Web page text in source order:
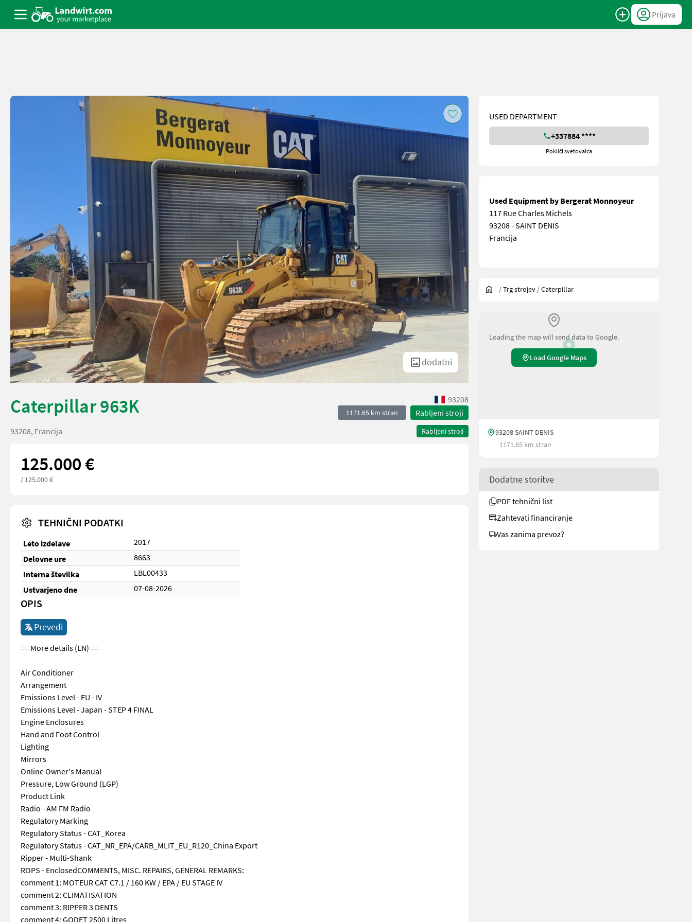
Prijava
dodatni
Caterpillar 963K 93208
1171.65 km stran Rabljeni stroji
Rabljeni stroji
93208, Francija
125.000 €
/ 125.000 €
TEHNIČNI PODATKI
Leto izdelave
2017
Delovne ure
8663
Interna številka
LBL00433
Ustvarjeno dne
07-08-2026
OPIS
Prevedi
== More details (EN) ==
Air Conditioner
Arrangement
Emissions Level - EU - IV
Emissions Level - Japan - STEP 4 FINAL
Engine Enclosures
Hand and Foot Control
Lighting
Mirrors
Online Owner's Manual
Pressure, Low Ground (LGP)
Product Link
Radio - AM FM Radio
Regulatory Marking
Regulatory Status - CAT_Korea
Regulatory Status - CAT_NR_EPA/CARB_MLIT_EU_R120_China Export
Ripper - Multi-Shank
ROPS - EnclosedCOMMENTS, MISC. REPAIRS, GENERAL REMARKS:
comment 1: MOTEUR CAT C7.1 / 160 KW / EPA / EU STAGE IV
comment 2: CLIMATISATION
comment 3: RIPPER 3 DENTS
comment 4: GODET 2500 Litres
USED DEPARTMENT
+337884 ****
Pokliči svetovalca
Used Equipment by Bergerat Monnoyeur
117 Rue Charles Michels
93208 - SAINT DENIS
Francija
/Trg strojev /Caterpillar
Loading the map will send data to Google.
Load Google Maps
93208 SAINT DENIS
1171.65 km stran
Dodatne storitve
PDF tehnični list
Zahtevati financiranje
Vas zanima prevoz?